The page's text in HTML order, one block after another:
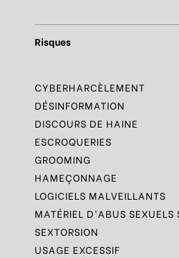
Risques
CYBERHARCÈLEMENT
DÉSINFORMATION
DISCOURS DE HAINE
ESCROQUERIES
GROOMING
HAMEÇONNAGE
LOGICIELS MALVEILLANTS
MATÉRIEL D’ABUS SEXUELS
SEXTORSION
USAGE EXCESSIF